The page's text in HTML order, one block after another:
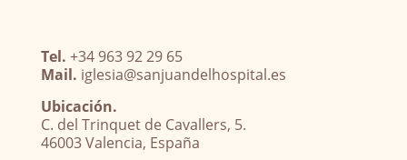
Tel. +34 963 92 29 65
Mail. iglesia@sanjuandelhospital.es
Ubicación.
C. del Trinquet de Cavallers, 5.
46003 Valencia, España